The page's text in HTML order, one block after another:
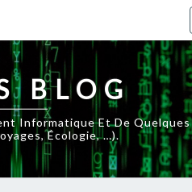
BLOG
Informatique Et De Quelques
Écologie, …).